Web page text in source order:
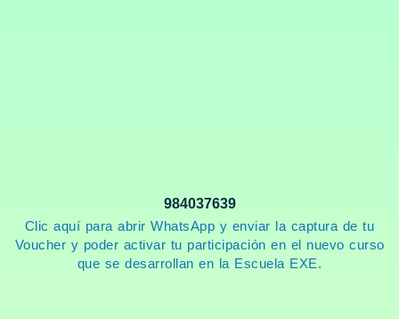
984037639
Clic aquí para abrir WhatsApp y enviar la captura de tu
Voucher y poder activar tu participación en el nuevo curso
que se desarrollan en la Escuela EXE.